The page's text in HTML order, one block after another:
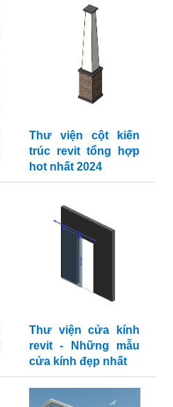
Thư viện cột kiến
trúc revit tổng hợp
hot nhất 2024
Thư viện cửa kính
revit - Những mẫu
cửa kính đẹp nhất